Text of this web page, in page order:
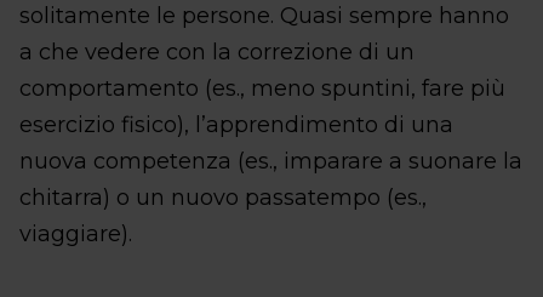
solitamente le persone. Quasi sempre hanno
a che vedere con la correzione di un
comportamento (es., meno spuntini, fare più
esercizio fisico), l’apprendimento di una
nuova competenza (es., imparare a suonare la
chitarra) o un nuovo passatempo (es.,
viaggiare).